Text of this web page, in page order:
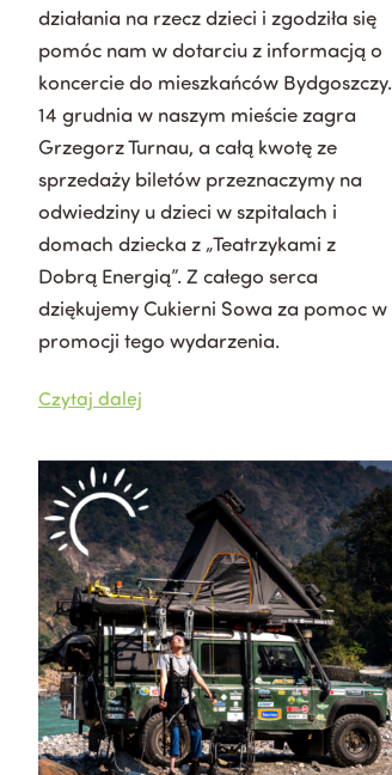
działania na rzecz dzieci i zgodziła się
pomóc nam w dotarciu z informacją o
koncercie do mieszkańców Bydgoszczy.
14 grudnia w naszym mieście zagra
Grzegorz Turnau, a całą kwotę ze
sprzedaży biletów przeznaczymy na
odwiedziny u dzieci w szpitalach i
domach dziecka z „Teatrzykami z
Dobrą Energią”. Z całego serca
dziękujemy Cukierni Sowa za pomoc w
promocji tego wydarzenia.
Czytaj dalej